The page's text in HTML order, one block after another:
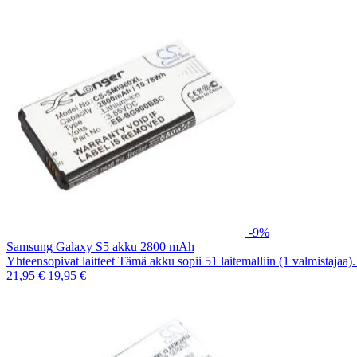
-9%
Samsung Galaxy S5 akku 2800 mAh
Yhteensopivat laitteet Tämä akku sopii 51 laitemalliin (1
21,95 € 19,95 €